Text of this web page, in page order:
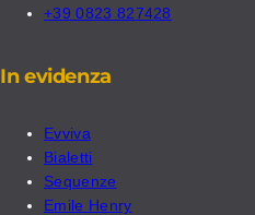
+39 0823 827428
In evidenza
Evviva
Bialetti
Sequenze
Emile Henry